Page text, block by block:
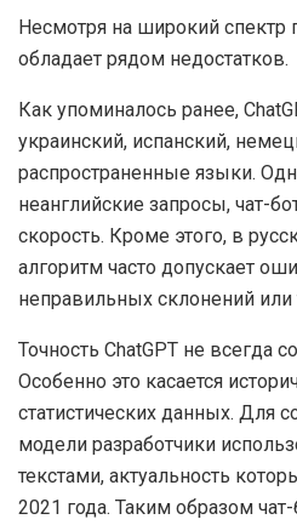
Несмотря на широкий спектр
обладает рядом недостатков.
Как упоминалось ранее,
украинский, испанский,
распространенные языки.
неанглийские запросы, чат-
скорость. Кроме этого, в
алгоритм часто допускает
неправильных склонений или
Точность ChatGPT не всегда
Особенно это касается
статистических данных. Для
модели разработчики
текстами, актуальность
2021 года. Таким образом